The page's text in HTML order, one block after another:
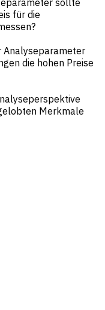
sollte
für die
Analyseparameter
die hohen Preise
Merkmale